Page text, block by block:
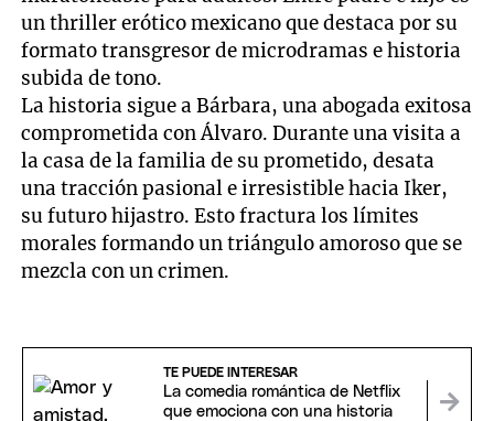
un thriller erótico mexicano que destaca por su
formato transgresor de microdramas e historia
subida de tono.
La historia sigue a Bárbara, una abogada exitosa
comprometida con Álvaro. Durante una visita a
la casa de la familia de su prometido, desata
una tracción pasional e irresistible hacia Iker,
su futuro hijastro. Esto fractura los límites
morales formando un triángulo amoroso que se
mezcla con un crimen.
TE PUEDE INTERESAR
La comedia romántica de Netflix
que emociona con una historia